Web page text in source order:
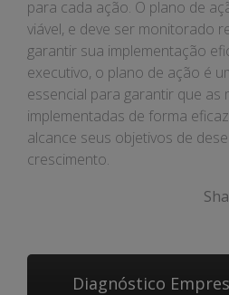
para cada ação. O plano de
viável, e deve ser monitorado
garantir sua implementação
executivo, o plano de ação é
essencial para garantir que as
implementadas de forma
alcance seus objetivos de
crescimento.
Diagnóstico